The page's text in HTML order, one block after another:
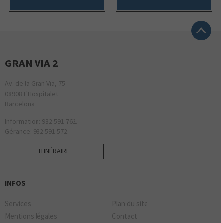
GRAN VIA 2
Av. de la Gran Via, 75
08908 L'Hospitalet
Barcelona
Information: 932 591 762.
Gérance: 932 591 572.
ITINÉRAIRE
INFOS
Services
Plan du site
Mentions légales
Contact